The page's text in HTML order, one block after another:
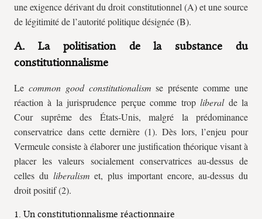
une exigence dérivant du droit constitutionnel (A) et une source
de légitimité de l’autorité politique désignée (B).
A. La politisation de la substance du
constitutionnalisme
Le common good constitutionalism se présente comme une
réaction à la jurisprudence perçue comme tropliberalde la
Cour suprême des États-Unis, malgré la prédominance
conservatrice dans cette dernière (1). Dès lors, l’enjeu pour
Vermeule consiste à élaborer une justification théorique visant à
placer les valeurs socialement conservatrices au-dessus de
celles du liberalism et, plus important encore, au-dessus du
droit positif (2).
1. Un constitutionnalisme réactionnaire